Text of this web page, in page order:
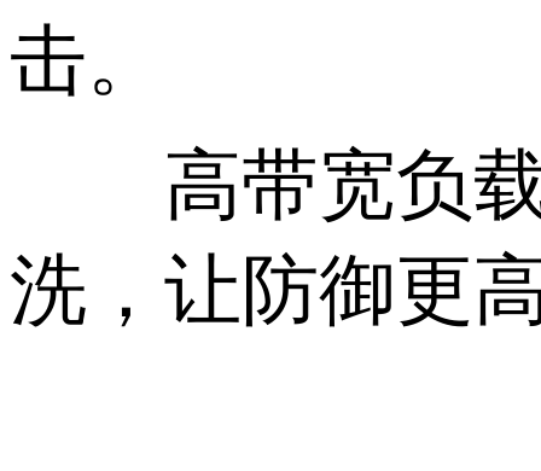
击。
高带宽负载
洗，让防御更